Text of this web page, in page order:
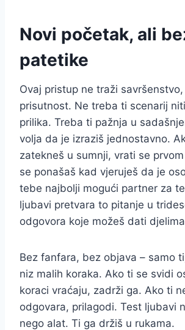
Novi početak, ali
patetike
Ovaj pristup ne traži
prisutnost. Ne treba ti scenarij
prilika. Treba ti pažnja u
volja da je izraziš jednostavno.
zatekneš u sumnji, vrati se
se ponašaš kad vjeruješ da je
tebe najbolji mogući partner za
ljubavi pretvara to pitanje u
odgovora koje možeš dati
Bez fanfara, bez objava – samo
niz malih koraka. Ako ti se svidi
koraci vraćaju, zadrži ga. Ako ti
odgovara, prilagodi. Test ljubavi
nego alat. Ti ga držiš u rukama.